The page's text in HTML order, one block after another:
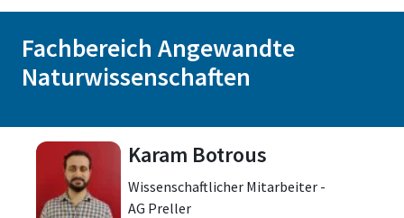
t
n
Fachbereich Angewandte
Naturwissenschaften
Karam Botrous
Wissenschaftlicher Mitarbeiter -
AG Preller